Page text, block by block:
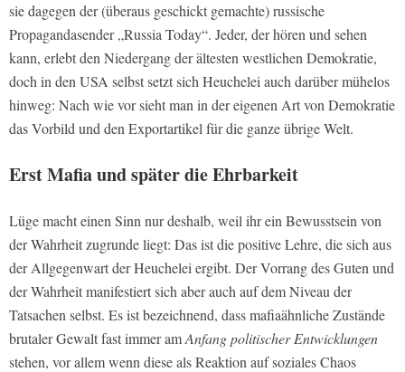
sie dagegen der (überaus geschickt gemachte) russische
Propagandasender „Russia Today“. Jeder, der hören und sehen
kann, erlebt den Niedergang der ältesten westlichen Demokratie,
doch in den USA selbst setzt sich Heuchelei auch darüber mühelos
hinweg: Nach wie vor sieht man in der eigenen Art von Demokratie
das Vorbild und den Exportartikel für die ganze übrige Welt.
Erst Mafia und später die Ehrbarkeit
Lüge macht einen Sinn nur deshalb, weil ihr ein Bewusstsein von
der Wahrheit zugrunde liegt: Das ist die positive Lehre, die sich aus
der Allgegenwart der Heuchelei ergibt. Der Vorrang des Guten und
der Wahrheit manifestiert sich aber auch auf dem Niveau der
Tatsachen selbst. Es ist bezeichnend, dass mafiaähnliche Zustände
brutaler Gewalt fast immer amAnfang politischer Entwicklungen
stehen, vor allem wenn diese als Reaktion auf soziales Chaos